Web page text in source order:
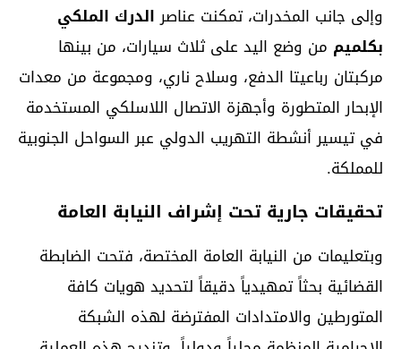
وإلى جانب المخدرات، تمكنت عناصرالدرك الملكي
بكلميم من وضع اليد على ثلاث سيارات، من بينها
مركبتان رباعيتا الدفع، وسلاح ناري، ومجموعة من معدات
الإبحار المتطورة وأجهزة الاتصال اللاسلكي المستخدمة
في تيسير أنشطة التهريب الدولي عبر السواحل الجنوبية
للمملكة.
تحقيقات جارية تحت إشراف النيابة العامة
وبتعليمات من النيابة العامة المختصة، فتحت الضابطة
القضائية بحثاً تمهيدياً دقيقاً لتحديد هويات كافة
المتورطين والامتدادات المفترضة لهذه الشبكة